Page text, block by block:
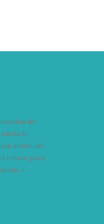
de
sobre las
enlace para
>